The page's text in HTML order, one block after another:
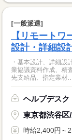
[一般派遣]
【リモート
設計・詳細設
・基本設計、詳細設
業協議資料作成、精
先支給品、指定業材
ヘルプデスク
東京都渋谷区
時給2,400円～